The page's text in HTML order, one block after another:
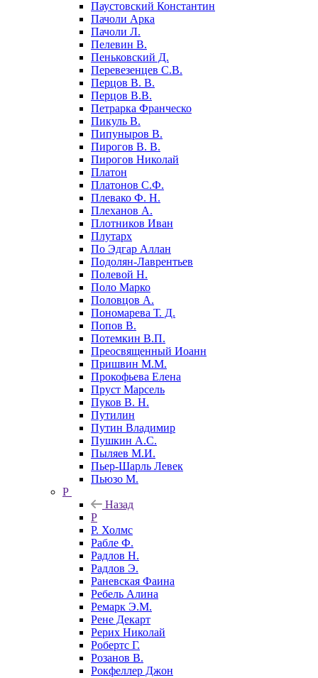
Паустовский Константин
Пачоли Арка
Пачоли Л.
Пелевин В.
Пеньковский Д.
Перевезенцев С.В.
Перцов В. В.
Перцов В.В.
Петрарка Франческо
Пикуль В.
Пипуныров В.
Пирогов В. В.
Пирогов Николай
Платон
Платонов С.Ф.
Плевако Ф. Н.
Плеханов А.
Плотников Иван
Плутарх
По Эдгар Аллан
Подолян-Лаврентьев
Полевой Н.
Поло Марко
Половцов А.
Пономарева Т. Д.
Попов В.
Потемкин В.П.
Преосвященный Иоанн
Пришвин М.М.
Прокофьева Елена
Пруст Марсель
Пуков В. Н.
Путилин
Путин Владимир
Пушкин А.С.
Пыляев М.И.
Пьер-Шарль Левек
Пьюзо М.
Р
Назад
Р
Р. Холмс
Рабле Ф.
Радлов Н.
Радлов Э.
Раневская Фаина
Ребель Алина
Ремарк Э.М.
Рене Декарт
Рерих Николай
Робертс Г.
Розанов В.
Рокфеллер Джон